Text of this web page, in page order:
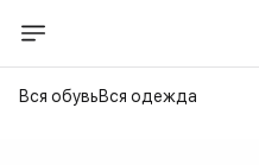
Вся обувьВся одежда